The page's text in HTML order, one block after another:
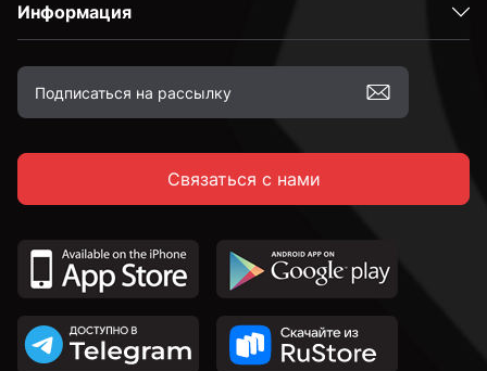
Информация
Связаться с нами